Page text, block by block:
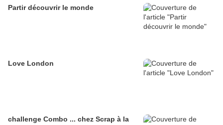
Partir découvrir le monde
Love London
challenge Combo ... chez Scrap à la